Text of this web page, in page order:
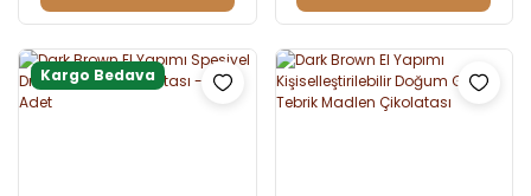
Kargo Bedava